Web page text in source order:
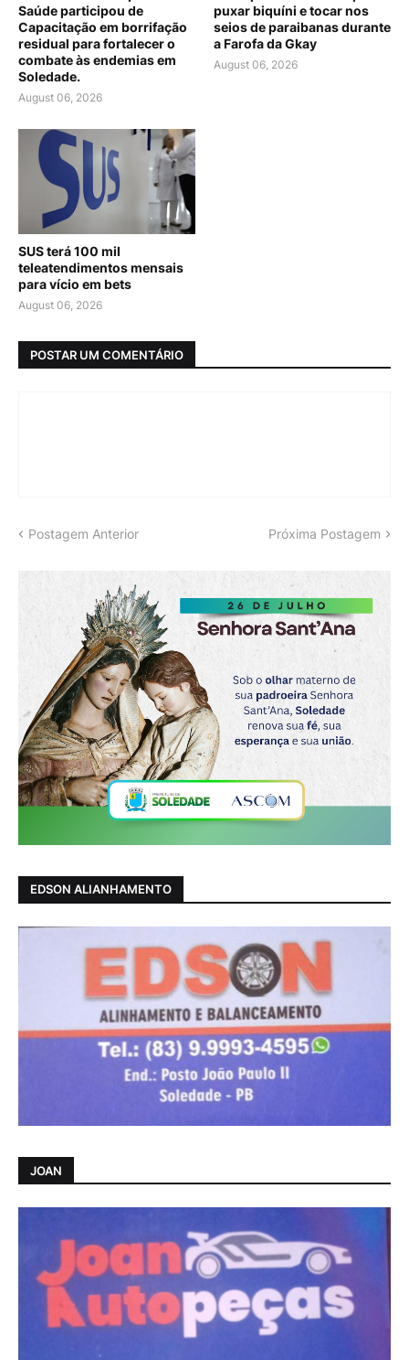
Saúde participou de
Capacitação em borrifação
residual para fortalecer o
combate às endemias em
Soledade.
August 06, 2026
puxar biquíni e tocar nos
seios de paraibanas durante
a Farofa da Gkay
August 06, 2026
SUS terá 100 mil
teleatendimentos mensais
para vício em bets
August 06, 2026
POSTAR UM COMENTÁRIO
Postagem Anterior Próxima Postagem
EDSON ALIANHAMENTO
JOAN